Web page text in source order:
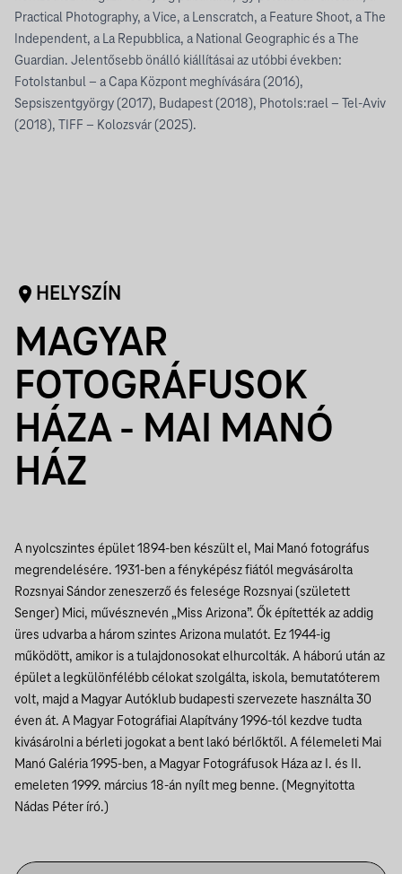
Practical Photography, a Vice, a Lenscratch, a Feature Shoot, a The
Independent, a La Repubblica, a National Geographic és a The
Guardian. Jelentősebb önálló kiállításai az utóbbi években:
FotoIstanbul – a Capa Központ meghívására (2016),
Sepsiszentgyörgy (2017), Budapest (2018), PhotoIs:rael – Tel-Aviv
(2018), TIFF – Kolozsvár (2025).
HELYSZÍN
MAGYAR
FOTOGRÁFUSOK
HÁZA - MAI MANÓ
HÁZ
A nyolcszintes épület 1894-ben készült el, Mai Manó fotográfus
megrendelésére. 1931-ben a fényképész fiától megvásárolta
Rozsnyai Sándor zeneszerző és felesége Rozsnyai (született
Senger) Mici, művésznevén „Miss Arizona”. Ők építették az addig
üres udvarba a három szintes Arizona mulatót. Ez 1944-ig
működött, amikor is a tulajdonosokat elhurcolták. A háború után az
épület a legkülönfélébb célokat szolgálta, iskola, bemutatóterem
volt, majd a Magyar Autóklub budapesti szervezete használta 30
éven át. A Magyar Fotográfiai Alapítvány 1996-tól kezdve tudta
kivásárolni a bérleti jogokat a bent lakó bérlőktől. A félemeleti Mai
Manó Galéria 1995-ben, a Magyar Fotográfusok Háza az I. és II.
emeleten 1999. március 18-án nyílt meg benne. (Megnyitotta
Nádas Péter író.)